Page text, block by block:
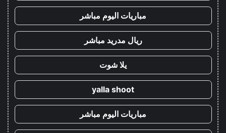
مباريات اليوم مباشر
ريال مدريد مباشر
يلا شوت
yalla shoot
مباريات اليوم مباشر